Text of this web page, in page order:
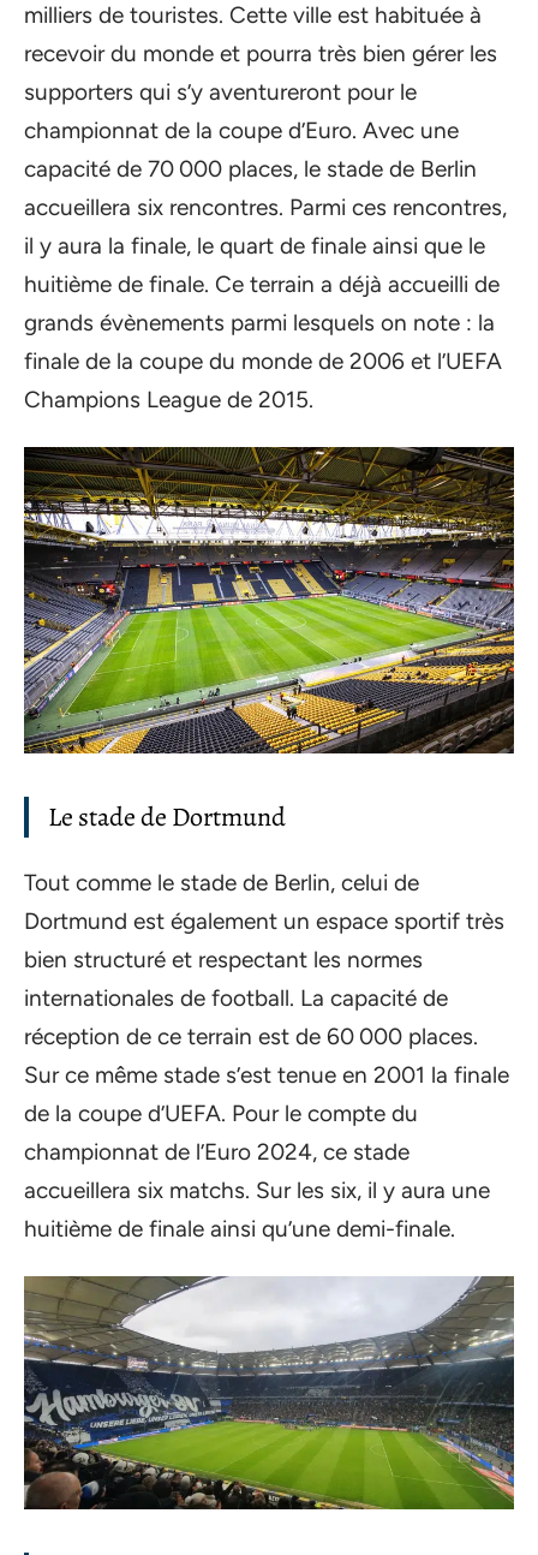
milliers de touristes. Cette ville est habituée à
recevoir du monde et pourra très bien gérer les
supporters qui s’y aventureront pour le
championnat de la coupe d’Euro. Avec une
capacité de 70 000 places, le stade de Berlin
accueillera six rencontres. Parmi ces rencontres,
il y aura la finale, le quart de finale ainsi que le
huitième de finale. Ce terrain a déjà accueilli de
grands évènements parmi lesquels on note : la
finale de la coupe du monde de 2006 et l’UEFA
Champions League de 2015.
Le stade de Dortmund
Tout comme le stade de Berlin, celui de
Dortmund est également un espace sportif très
bien structuré et respectant les normes
internationales de football. La capacité de
réception de ce terrain est de 60 000 places.
Sur ce même stade s’est tenue en 2001 la finale
de la coupe d’UEFA. Pour le compte du
championnat de l’Euro 2024, ce stade
accueillera six matchs. Sur les six, il y aura une
huitième de finale ainsi qu’une demi-finale.